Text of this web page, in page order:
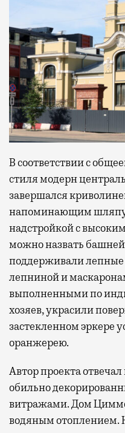
В соответствии с
стиля модерн
завершался
напоминающим
надстройкой с
можно назвать
поддерживали
лепниной и
выполненными по
хозяев, украсили
застекленном эркере
оранжерею.
Автор проекта
обильно
витражами. Дом
водяным отоплением.